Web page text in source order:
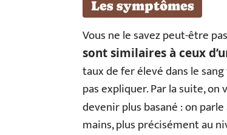
Les symptômes
Vous ne le savez peut-être
sont similaires à ceux
taux de fer élevé dans le
pas expliquer. Par la suite,
devenir plus basané : on
mains, plus précisément au